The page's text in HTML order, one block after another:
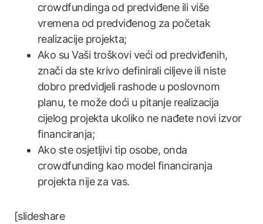
crowdfundinga od predviđene ili više
vremena od predviđenog za početak
realizacije projekta;
Ako su Vaši troškovi veći od predviđenih,
znači da ste krivo definirali ciljeve ili niste
dobro predvidjeli rashode u poslovnom
planu, te može doći u pitanje realizacija
cijelog projekta ukoliko ne nađete novi izvor
financiranja;
Ako ste osjetljivi tip osobe, onda
crowdfunding kao model financiranja
projekta nije za vas.
[slideshare